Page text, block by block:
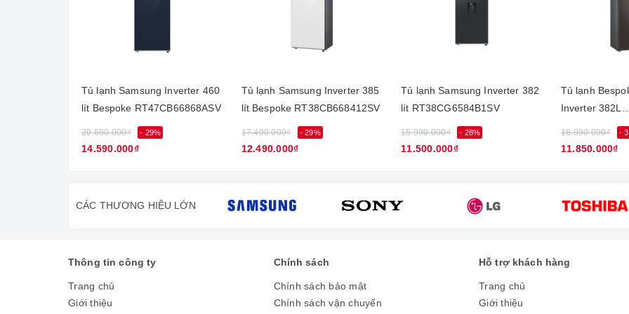
Thiết kế sang trọng, hiện đại với màu sắc mới
Tủ lạnh Samsung Inverter 380 lít RT38K5982BS/SV được thiết kế hiện đại cộng với tông màu đen inox sang trọng,
điểm thêm vẻ đẹp cho căn nhà của bạn.
Tủ lạnh Samsung Inverter 460
lít Bespoke RT47CB66868ASV
20.690.000₫ - 29%
14.590.000₫
Tủ lạnh Samsung Inverter 385
lít Bespoke RT38CB668412SV
17.490.000₫ - 29%
12.490.000₫
Tủ lạnh Samsung Inverter 382
lít RT38CG6584B1SV
15.990.000₫ - 28%
11.500.000₫
Tủ lạnh
Inverter 382L
16.990.000₫ -
11.850.000₫
CÁC THƯƠNG HIỆU LỚN
Thông tin công ty
Trang chủ
Giới thiệu
Chính sách
Chính sách bảo mật
Chính sách vận chuyển
Hỗ trợ khách hàng
Trang chủ
Giới thiệu